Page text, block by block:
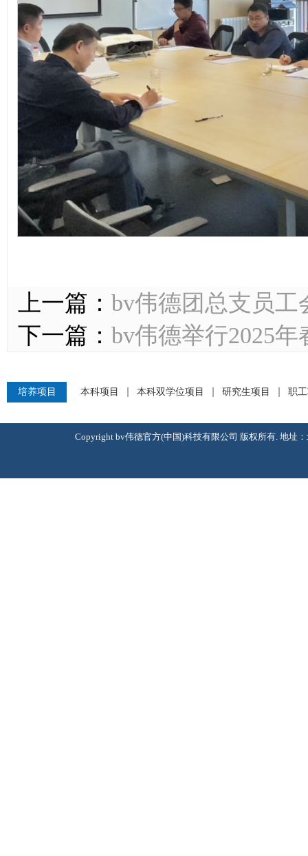
上一篇： bv伟德团总支员工
下一篇： bv伟德举行2025
培养项目 本科项目 本科双学位项目 研究生项目 职
Copyright bv伟德官方(中国)科技有限公司 版权所有. 地址